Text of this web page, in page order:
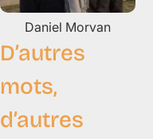
Daniel Morvan
D’autres
mots,
d’autres